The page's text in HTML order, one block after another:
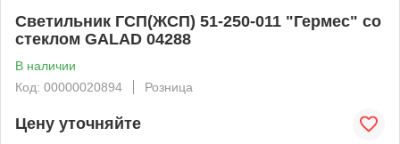
Светильник ГСП(ЖСП) 51-250-011 "Гермес" со
стеклом GALAD 04288
В наличии
Код: 00000020894
Розница
Цену уточняйте